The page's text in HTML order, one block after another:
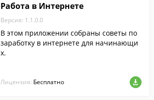
Работа в Интернете
Версия: 1.1.0.0
В этом приложении собраны советы по
заработку в интернете для начинающи
х.
Лицензия: Бесплатно